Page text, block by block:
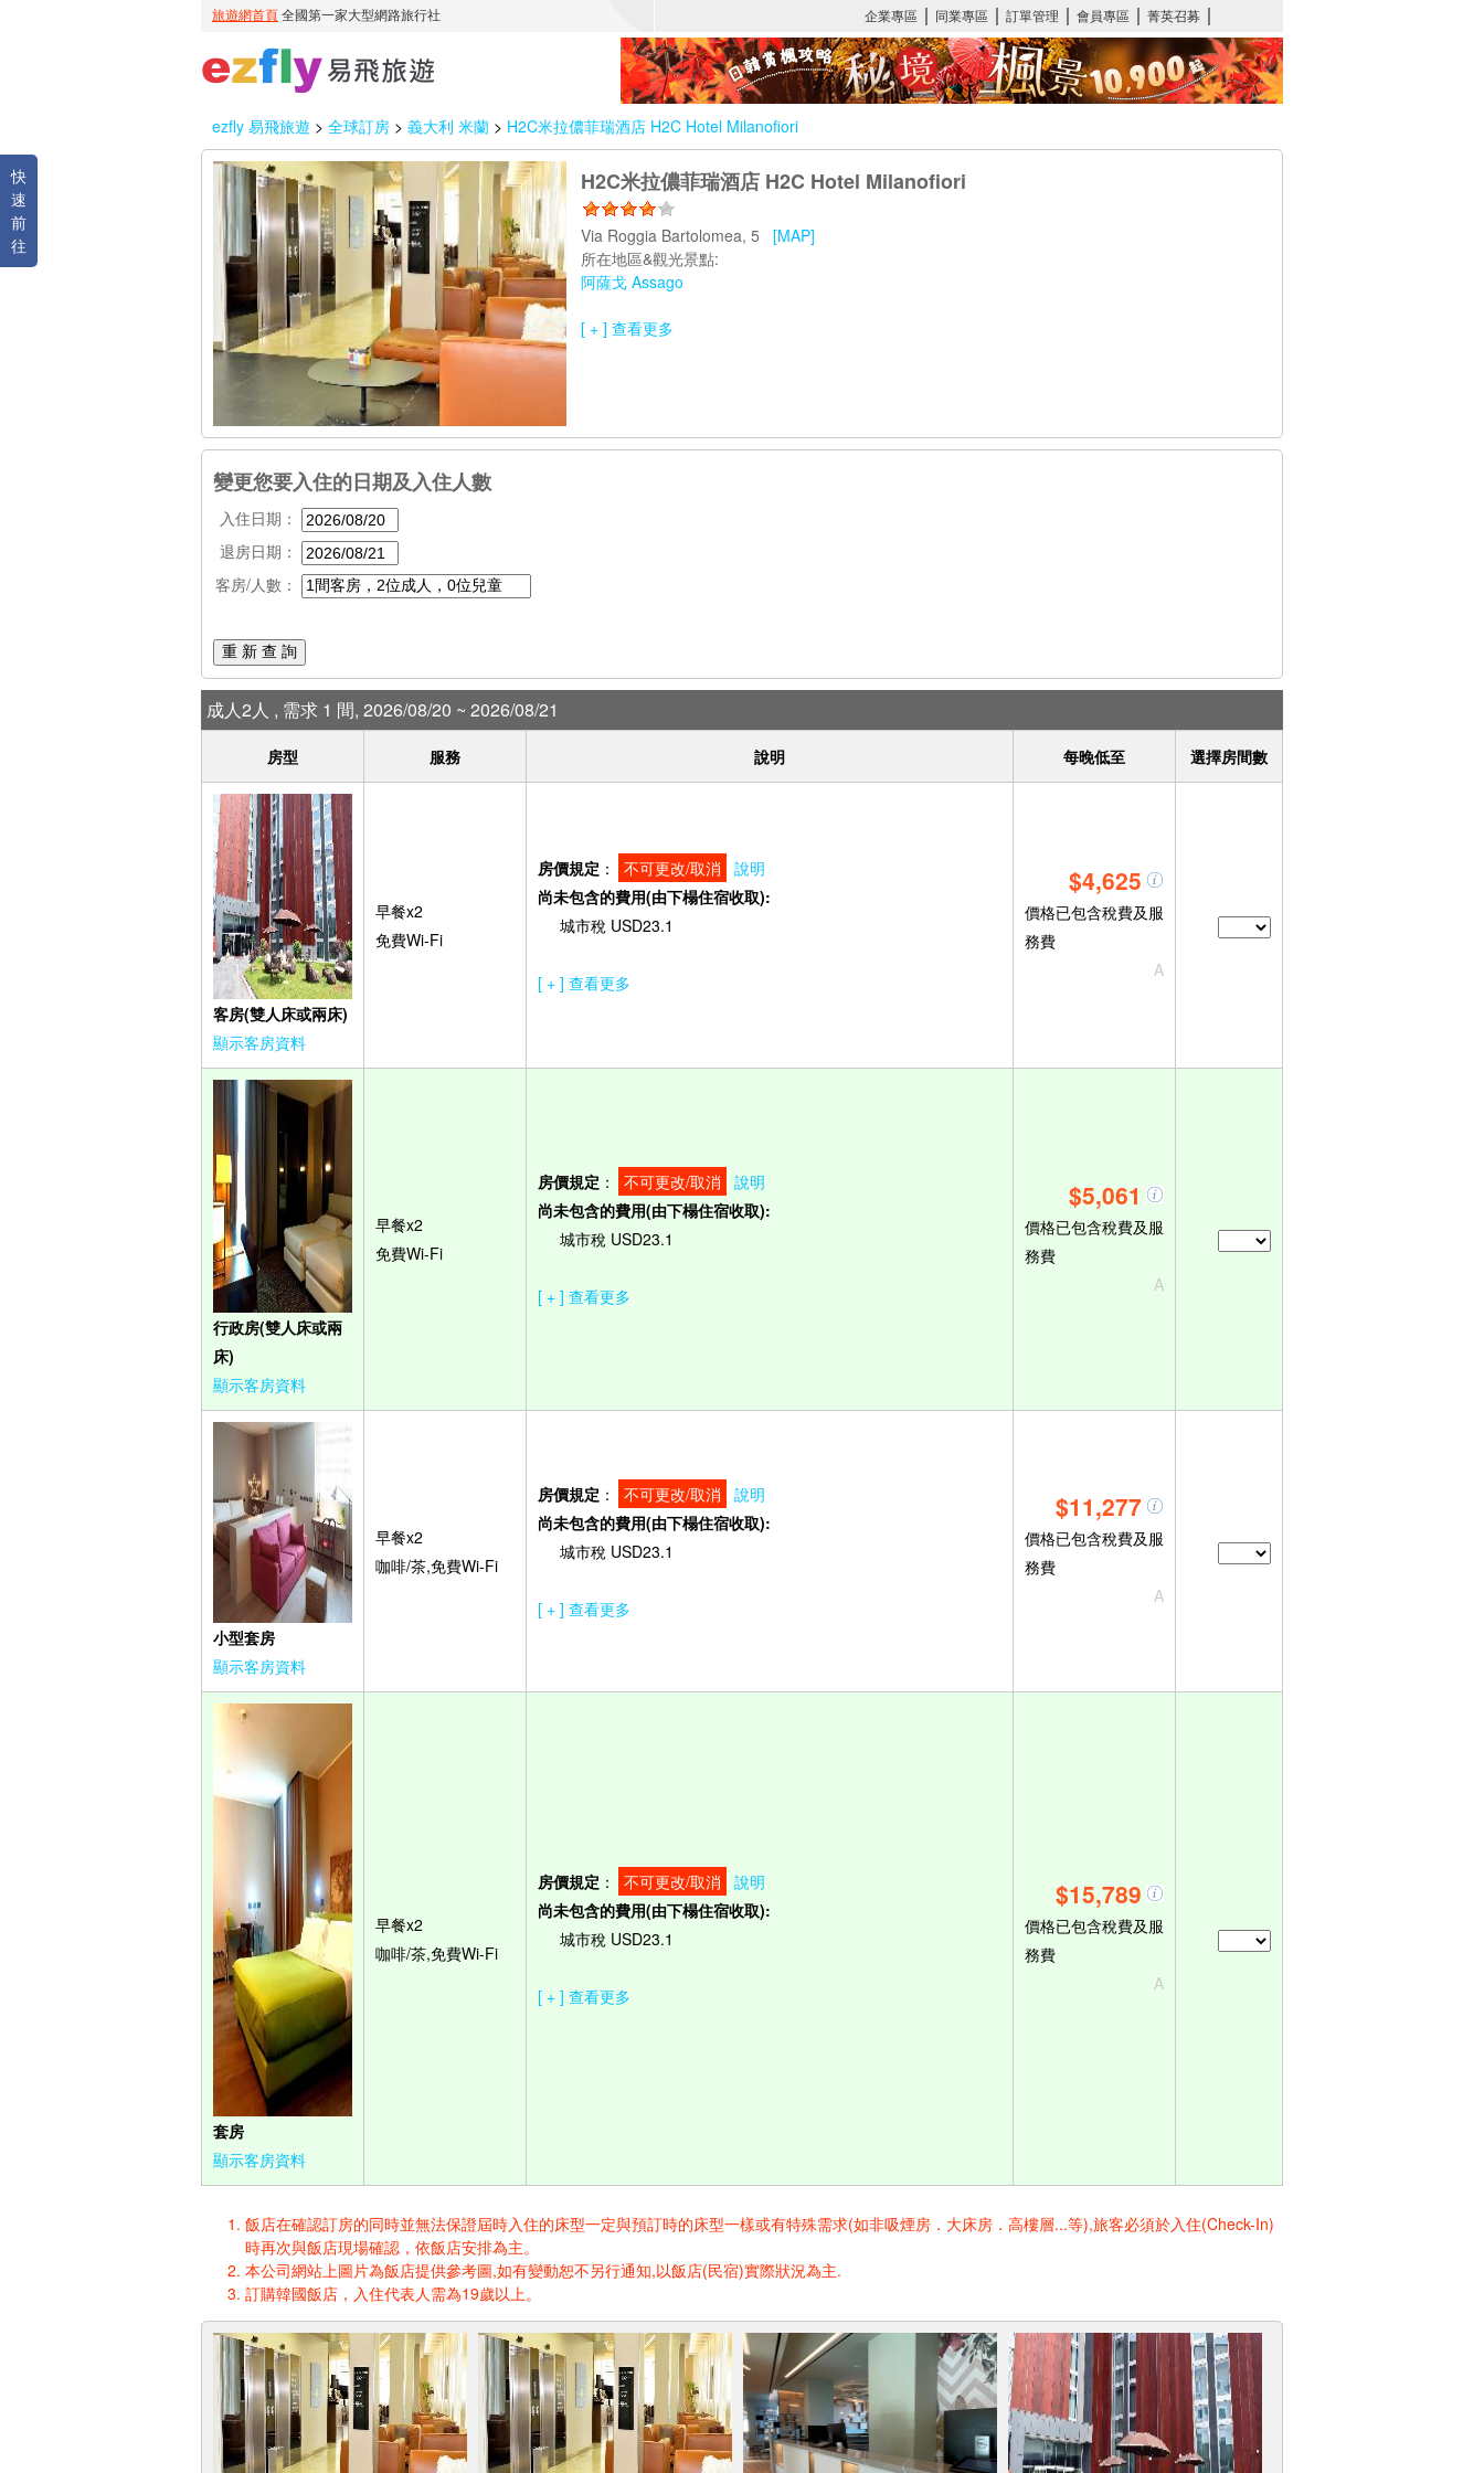
ezfly 易飛旅遊 > 全球訂房 > 義大利 米蘭 > H2C米拉儂菲瑞酒店 H2C Hotel Milanofiori
快
速
前
往
H2C米拉儂菲瑞酒店 H2C Hotel Milanofiori
Via Roggia Bartolomea, 5 [MAP]
所在地區&觀光景點:
阿薩戈 Assago
[ + ] 查看更多
變更您要入住的日期及入住人數
入住日期：
退房日期：
客房/人數：
重 新 查 詢
成人2人 , 需求 1 間, 2026/08/20 ~ 2026/08/21
房型 服務 說明 每晚低至 選擇房間數
客房(雙人床或兩床)
顯示客房資料
早餐x2
免費Wi-Fi
房價規定 ： 不可更改/取消
說明
尚未包含的費用(由下榻住宿收取):
城市稅 USD23.1
[ + ] 查看更多
$4,625
價格已包含稅費及服
務費
A
行政房(雙人床或兩
床)
顯示客房資料
早餐x2
免費Wi-Fi
房價規定 ： 不可更改/取消
說明
尚未包含的費用(由下榻住宿收取):
城市稅 USD23.1
[ + ] 查看更多
$5,061
價格已包含稅費及服
務費
A
小型套房
顯示客房資料
早餐x2
咖啡/茶,免費Wi-Fi
房價規定 ： 不可更改/取消
說明
尚未包含的費用(由下榻住宿收取):
城市稅 USD23.1
[ + ] 查看更多
$11,277
價格已包含稅費及服
務費
A
套房
顯示客房資料
早餐x2
咖啡/茶,免費Wi-Fi
房價規定 ： 不可更改/取消
說明
尚未包含的費用(由下榻住宿收取):
城市稅 USD23.1
[ + ] 查看更多
$15,789
價格已包含稅費及服
務費
A
飯店在確認訂房的同時並無法保證屆時入住的床型一定與預訂時的床型一樣或有特殊需求(如非吸煙房．大床房．高樓層...等),旅客必須於入住(Check-In)
時再次與飯店現場確認，依飯店安排為主。
本公司網站上圖片為飯店提供參考圖,如有變動恕不另行通知,以飯店(民宿)實際狀況為主.
訂購韓國飯店，入住代表人需為19歲以上。